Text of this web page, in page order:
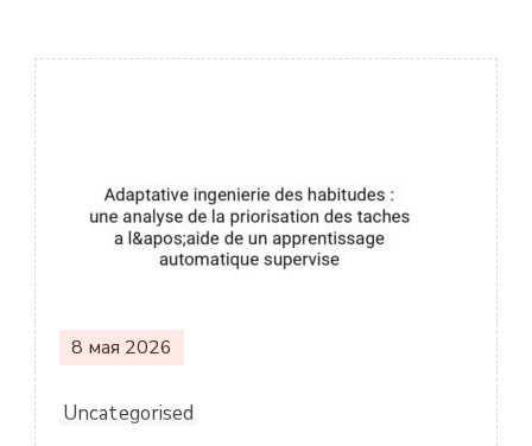
по
записям
8 мая 2026
Uncategorised